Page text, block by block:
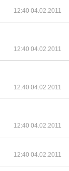
12:40 04.02.2011
12:40 04.02.2011
12:40 04.02.2011
12:40 04.02.2011
12:40 04.02.2011